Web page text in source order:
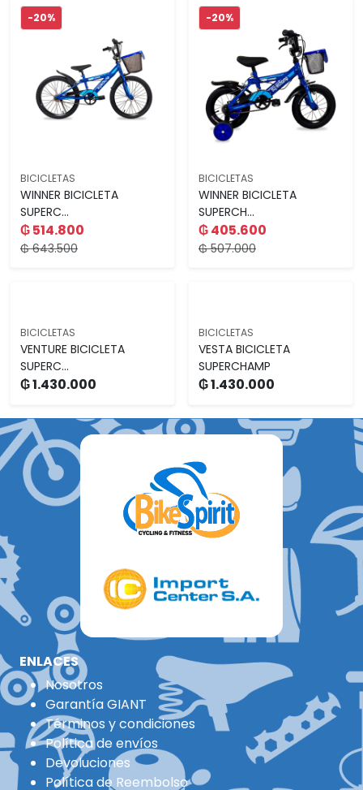
-20%
BICICLETAS
WINNER BICICLETA
SUPERC...
₲ 514.800
₲ 643.500
-20%
BICICLETAS
WINNER BICICLETA
SUPERCH...
₲ 405.600
₲ 507.000
BICICLETAS
VENTURE BICICLETA
SUPERC...
BICICLETAS
VESTA BICICLETA
SUPERCHAMP
₲ 1.430.000